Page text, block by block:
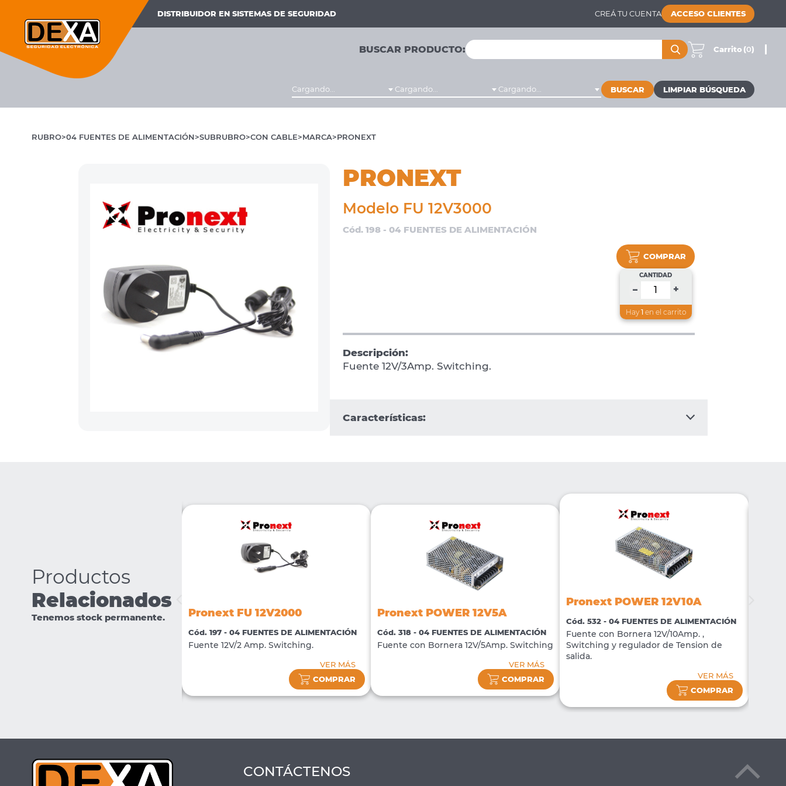
DISTRIBUIDOR EN SISTEMAS DE SEGURIDAD CREÁ TU CUENTA ACCESO CLIENTES
BUSCAR PRODUCTO: Carrito (0)
Cargando... Cargando... Cargando... BUSCAR
RUBRO 04 FUENTES DE ALIMENTACIÓN SUBRUBRO CON CABLE MARCA PRONEXT
PRONEXT
Modelo FU 12V3000
Cód. 198 - 04 FUENTES DE ALIMENTACIÓN
COMPRAR
CANTIDAD
– +
Hay 1en el carrito
Descripción:
Fuente 12V/3Amp. Switching.
Características:
Productos
Relacionados
Tenemos stock permanente.
FDRI 12V3000 Pronext FU 12V2000
Cód. 197 - 04 FUENTES DE ALIMENTACIÓN
Fuente 12V/2 Amp. Switching.
VER MÁS
COMPRAR
Pronext POWER 12V5A
Cód. 318 - 04 FUENTES DE ALIMENTACIÓN
Fuente con Bornera 12V/5Amp. Switching
VER MÁS
COMPRAR
Pronext POWER 12V10A
Cód. 532 - 04 FUENTES DE ALIMENTACIÓN
Fuente con Bornera 12V/10Amp. ,
Switching y regulador de Tension de
salida.
VER MÁS
COMPRAR
CONTÁCTENOS